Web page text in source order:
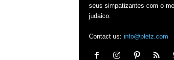
seus simpatizantes com o
judaico.
Contact us: info@pletz.com